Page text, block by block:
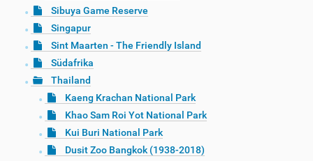
Sibuya Game Reserve
Singapur
Sint Maarten - The Friendly Island
Südafrika
Thailand
Kaeng Krachan National Park
Khao Sam Roi Yot National Park
Kui Buri National Park
Dusit Zoo Bangkok (1938-2018)